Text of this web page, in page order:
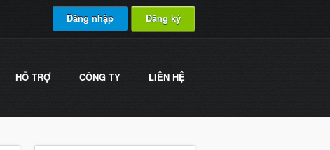
Đăng nhập Đăng ký
HỖ TRỢ CÔNG TY LIÊN HỆ